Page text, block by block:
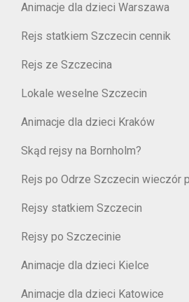
Animacje dla dzieci Warszawa
Rejs statkiem Szczecin cennik
Rejs ze Szczecina
Lokale weselne Szczecin
Animacje dla dzieci Kraków
Skąd rejsy na Bornholm?
Rejs po Odrze Szczecin wieczór
Rejsy statkiem Szczecin
Rejsy po Szczecinie
Animacje dla dzieci Kielce
Animacje dla dzieci Katowice